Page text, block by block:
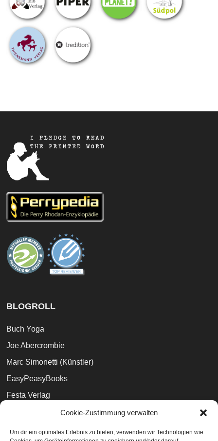
Cookie-Zustimmung verwalten
Um dir ein optimales Erlebnis zu bieten, verwenden wir Technologien wie
BLOGROLL
Buch Yoga
Joe Abercrombie
Marc Simonetti (Künstler)
EasyPeasyBooks
Festa Verlag
Weltenwanderer
The Broken Binding (UK)